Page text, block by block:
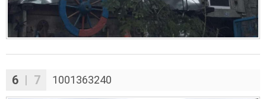
6 | 7 1001363240